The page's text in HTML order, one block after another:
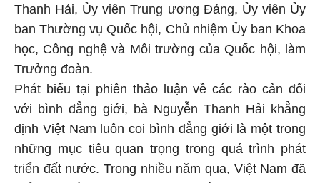
Thanh Hải, Ủy viên Trung ương Đảng, Ủy viên Ủy
ban Thường vụ Quốc hội, Chủ nhiệm Ủy ban Khoa
học, Công nghệ và Môi trường của Quốc hội, làm
Trưởng đoàn.
Phát biểu tại phiên thảo luận về các rào cản đối
với bình đẳng giới, bà Nguyễn Thanh Hải khẳng
định Việt Nam luôn coi bình đẳng giới là một trong
những mục tiêu quan trọng trong quá trình phát
triển đất nước. Trong nhiều năm qua, Việt Nam đã